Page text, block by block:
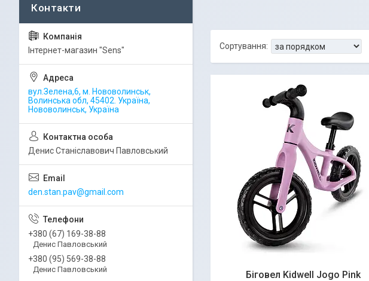
Біговел Kidwell Jogo Pink
Iнтернет-магазин "Sens"
вул.Зелена,6, м. Нововолинськ,
Волинська обл, 45402. Україна,
Нововолинськ, Україна
Денис Станіславович Павловський
den.stan.pav@gmail.com
+380 (67) 169-38-88
Денис Павловський
+380 (95) 569-38-88
Денис Павловський